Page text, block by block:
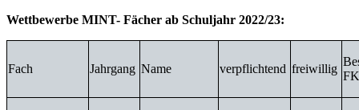
Wettbewerbe MINT- Fächer ab Schuljahr 2022/23:
Fach Jahrgang Name verpflichtend freiwillig
FK